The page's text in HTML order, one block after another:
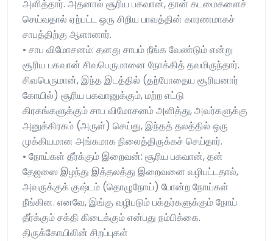
அளித்தார். அதனால் சூரிய பகவான், தான் கடமைகளைச்
செய்வதால் ஏற்பட்ட ஒரு சிறிய பாவத்தின் காரணமாகச்
சாபத்திற்கு ஆளானார்.
• சாப விமோசனம்: தனது சாபம் நீங்க வேண்டும் என்று
சூரிய பகவான் சிவபெருமானை நோக்கித் தவமிருந்தார்.
சிவபெருமான், இந்த இடத்தில் (தற்போதைய சூரியனார்
கோயில்) சூரிய பகவானுக்கும், மற்ற எட்டு
கிரகங்களுக்கும் சாப விமோசனம் அளித்து, அவர்களுக்கு
அனுக்கிரகம் (அருள்) செய்து, இந்தத் தலத்தில் ஒரு
முக்கியமான அங்கமாக நிலைத்திருக்கச் செய்தார்.
• நோய்கள் தீர்க்கும் இறைவன்: சூரிய பகவான், தன்
தேஜஸை இழந்து இத்தலத்து இறைவனை வழிபட்டதால்,
அவருக்குக் குஷ்டம் (தொழுநோய்) போன்ற நோய்கள்
நீங்கின. எனவே, இங்கு வழிபடும் பக்தர்களுக்கும் நோய்
தீர்க்கும் சக்தி கிடைக்கும் என்பது நம்பிக்கை.
திருக்கோயிலின் சிறப்புகள்